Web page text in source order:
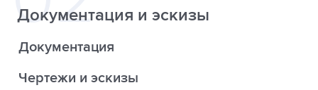
Документация и эскизы
Документация
Чертежи и эскизы